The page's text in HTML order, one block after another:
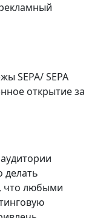
SEPA/ SEPA
открытие за
делать
что любыми